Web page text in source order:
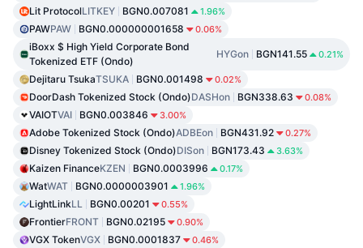
Lit ProtocolLITKEY BGN0.007081 1.96%
PAWPAW BGN0.000000001658 0.06%
iBoxx $ High Yield Corporate Bond
Tokenized ETF (Ondo)
HYGon BGN141.55 0.21%
Dejitaru TsukaTSUKA BGN0.001498 0.02%
DoorDash Tokenized Stock (Ondo)DASHon BGN338.63 0.08%
VAIOTVAI BGN0.003846 3.00%
Adobe Tokenized Stock (Ondo)ADBEon BGN431.92 0.27%
Disney Tokenized Stock (Ondo)DISon BGN173.43 3.63%
Kaizen FinanceKZEN BGN0.0003996 0.17%
WatWAT BGN0.0000003901 1.96%
LightLinkLL BGN0.00201 0.55%
FrontierFRONT BGN0.02195 0.90%
VGX TokenVGX BGN0.0001837 0.46%